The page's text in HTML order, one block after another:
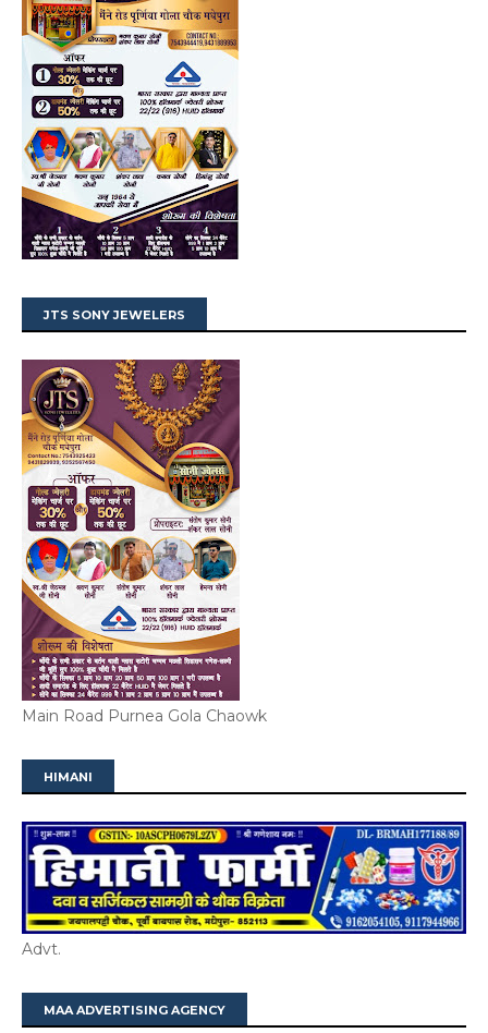
JTS SONY JEWELERS
Main Road Purnea Gola Chaowk
HIMANI
Advt.
MAA ADVERTISING AGENCY